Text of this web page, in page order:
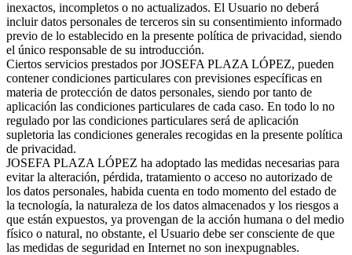
inexactos, incompletos o no actualizados. El Usuario no deberá
incluir datos personales de terceros sin su consentimiento informado
previo de lo establecido en la presente política de privacidad, siendo
el único responsable de su introducción.
Ciertos servicios prestados por JOSEFA PLAZA LÓPEZ, pueden
contener condiciones particulares con previsiones específicas en
materia de protección de datos personales, siendo por tanto de
aplicación las condiciones particulares de cada caso. En todo lo no
regulado por las condiciones particulares será de aplicación
supletoria las condiciones generales recogidas en la presente política
de privacidad.
JOSEFA PLAZA LÓPEZ ha adoptado las medidas necesarias para
evitar la alteración, pérdida, tratamiento o acceso no autorizado de
los datos personales, habida cuenta en todo momento del estado de
la tecnología, la naturaleza de los datos almacenados y los riesgos a
que están expuestos, ya provengan de la acción humana o del medio
físico o natural, no obstante, el Usuario debe ser consciente de que
las medidas de seguridad en Internet no son inexpugnables.